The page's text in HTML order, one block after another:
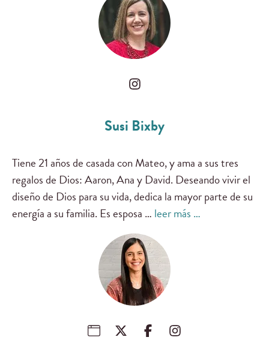
Susi Bixby
Tiene 21 años de casada con Mateo, y ama a sus tres
regalos de Dios: Aaron, Ana y David. Deseando vivir el
diseño de Dios para su vida, dedica la mayor parte de su
energía a su familia. Es esposa … leer más …